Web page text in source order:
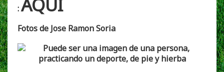
:
Fotos de Jose Ramon Soria